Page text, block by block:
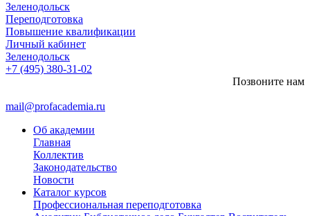
Зеленодольск
Переподготовка
Повышение квалификации
Личный кабинет
Зеленодольск
+7 (495) 380-31-02
Позвоните нам
mail@profacademia.ru
Об академии
Главная
Коллектив
Законодательство
Новости
Каталог курсов
Профессиональная переподготовка